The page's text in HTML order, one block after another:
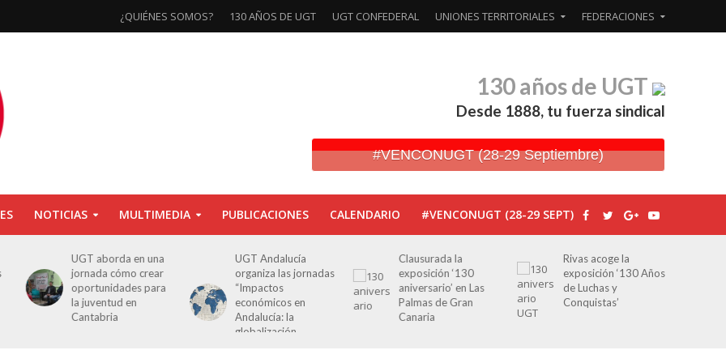
¿QUIÉNES SOMOS? 130 AÑOS DE UGT UGT CONFEDERAL UNIONES TERRITORIALES FEDERACIONES
130 años de UGT
Desde 1888, tu fuerza sindical
#VENCONUGT (28-29 Septiembre)
NOTICIAS MULTIMEDIA PUBLICACIONES CALENDARIO #VENCONUGT (28-29 SEPT)
UGT aborda en una
jornada cómo crear
oportunidades para
la juventud en
Cantabria
UGT Andalucía
organiza las jornadas
“Impactos
económicos en
Andalucía: la
globalización
Clausurada la
exposición ‘130
aniversario’ en Las
Palmas de Gran
Canaria
Rivas acoge la
exposición ‘130 Años
de Luchas y
Conquistas’